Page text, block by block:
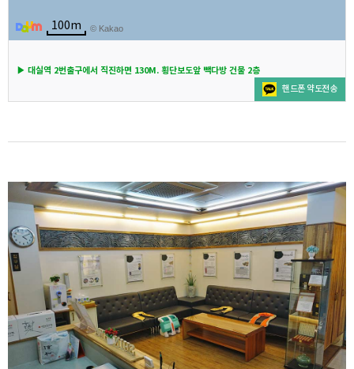
100m © Kakao
▶︎ 대실역 2번출구에서 직진하면 130M. 횡단보도앞 빽다방 건물 2층
핸드폰 약도전송